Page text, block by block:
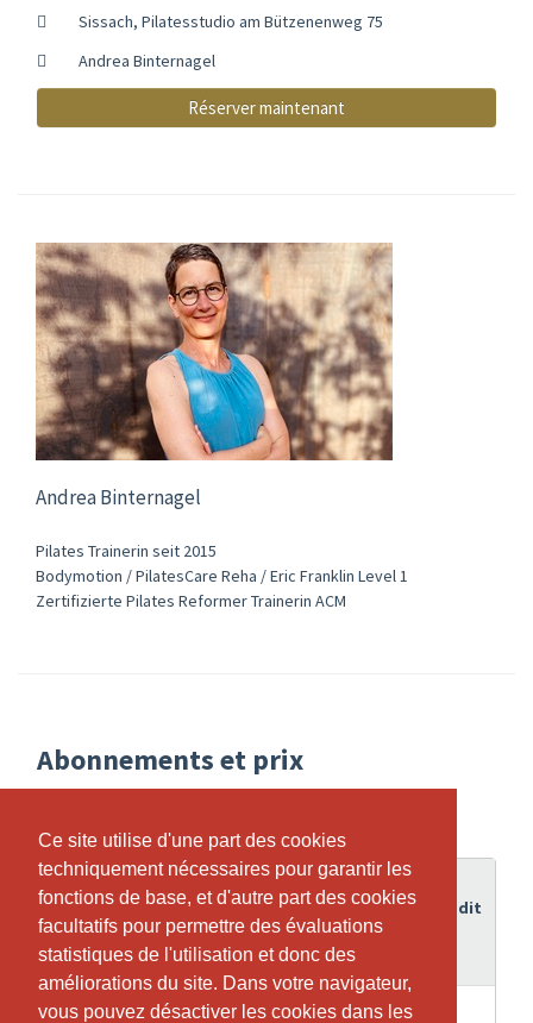
Ce site utilise d'une part des cookies
techniquement nécessaires pour garantir les
fonctions de base, et d'autre part des cookies
facultatifs pour permettre des évaluations
statistiques de l'utilisation et donc des
améliorations du site. Dans votre navigateur,
vous pouvez désactiver les cookies dans les
Ce site utilise d'une part des cookies
techniquement nécessaires pour garantir les
fonctions de base, et d'autre part des cookies
facultatifs pour permettre des évaluations
statistiques de l'utilisation et donc des
améliorations du site. Dans votre navigateur,
vous pouvez désactiver les cookies dans les
Sissach, Pilatesstudio am Bützenenweg 75
Andrea Binternagel
Réserver maintenant
Andrea Binternagel
Pilates Trainerin seit 2015
Bodymotion / PilatesCare Reha / Eric Franklin Level 1
Zertifizierte Pilates Reformer Trainerin ACM
Abonnements et prix
Abonnement
Durée
de
validité
Crédit
Reformertraining Einzeln (SOLO) 6 Mois